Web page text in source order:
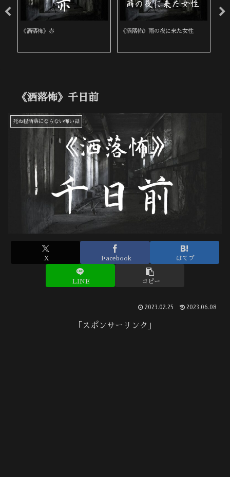
《洒落怖》赤 《洒落怖》雨の夜に来た女性
《洒落怖》千日前
死ぬ程洒落にならない怖い話
X Facebook はてブ
LINE コピー
2023.02.25 2023.06.08
「スポンサーリンク」